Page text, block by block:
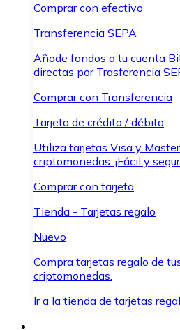
Comprar con efectivo
Transferencia SEPA
Añade fondos a tu cuenta
directas por Trasferencia
Comprar con Transferencia
Tarjeta de crédito / débito
Utiliza tarjetas Visa y
criptomonedas. ¡Fácil y
Comprar con tarjeta
Tienda - Tarjetas regalo
Nuevo
Compra tarjetas regalo de
criptomonedas.
Ir a la tienda de tarjetas